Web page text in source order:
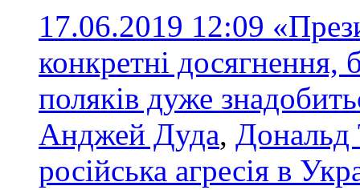
17.06.2019 12:09
конкретні
поляків дуже
Анджей Дуда, Дональд
російська агресія в